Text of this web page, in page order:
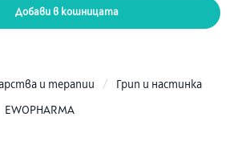
Добави в кошницата
и терапии / Грип и настинка
EWOPHARMA